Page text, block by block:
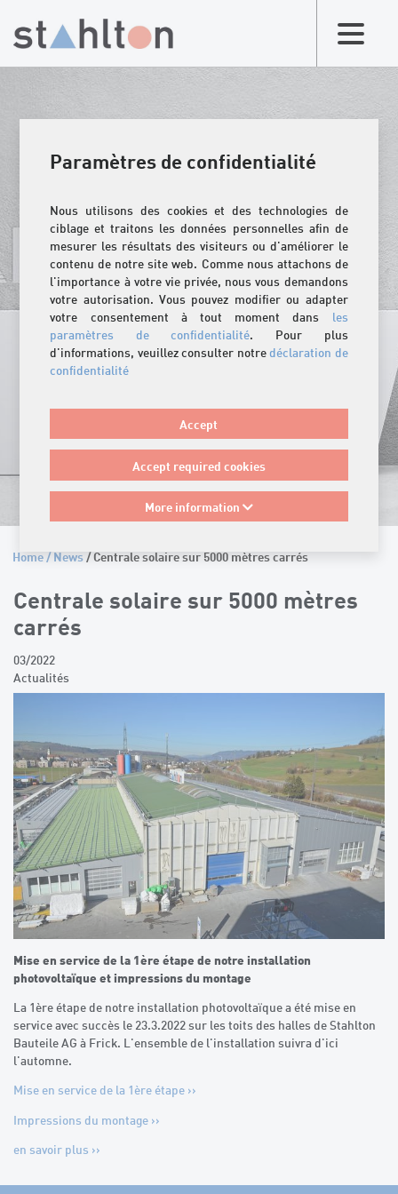
Paramètres de confidentialité
Nous utilisons des cookies et des technologies de
ciblage et traitons les données personnelles afin de
mesurer les résultats des visiteurs ou d'améliorer le
contenu de notre site web. Comme nous attachons de
l'importance à votre vie privée, nous vous demandons
votre autorisation. Vous pouvez modifier ou adapter
votre consentement à tout moment dans les
paramètres de confidentialité. Pour plus
d'informations, veuillez consulter notredéclaration de
confidentialité
Accept
Accept required cookies
More information
Home/News/ Centrale solaire sur 5000 mètres carrés
Centrale solaire sur 5000 mètres
carrés
03/2022
Actualités
Mise en service de la 1ère étape de notre installation
photovoltaïque et impressions du montage
La 1ère étape de notre installation photovoltaïque a été mise en
service avec succès le 23.3.2022 sur les toits des halles de Stahlton
Bauteile AG à Frick. L'ensemble de l'installation suivra d'ici
l'automne.
Mise en service de la 1ère étape >>
Impressions du montage >>
en savoir plus >>